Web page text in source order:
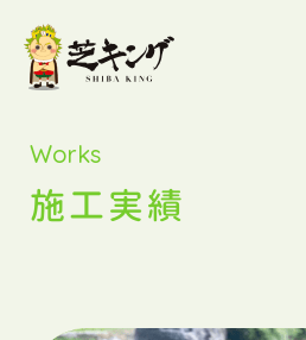
Works
施工実績